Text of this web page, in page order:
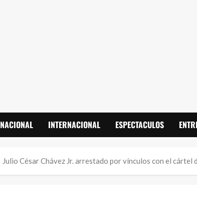
NACIONAL INTERNACIONAL ESPECTACULOS
Julio César Chávez Jr. arrestado por vínculos con el cártel